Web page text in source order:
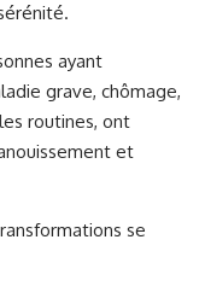
ayant
grave, chômage,
routines, ont
et
se